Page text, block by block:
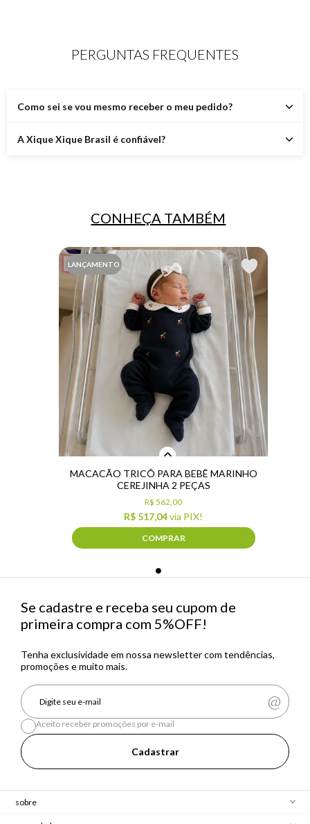
PERGUNTAS FREQUENTES
Como sei se vou mesmo receber o meu pedido?
A Xique Xique Brasil é confiável?
CONHEÇA TAMBÉM
LANÇAMENTO
MACACÃO TRICÔ PARA BEBÊ MARINHO
CEREJINHA 2 PEÇAS
R$ 517,04via PIX!
R$ 562,00
COMPRAR
Se cadastre e receba seu cupom de
primeira compra com 5%OFF!
Tenha exclusividade em nossa newsletter com tendências,
promoções e muito mais.
Cadastrar
Aceito receber promoções por e-mail
sobre